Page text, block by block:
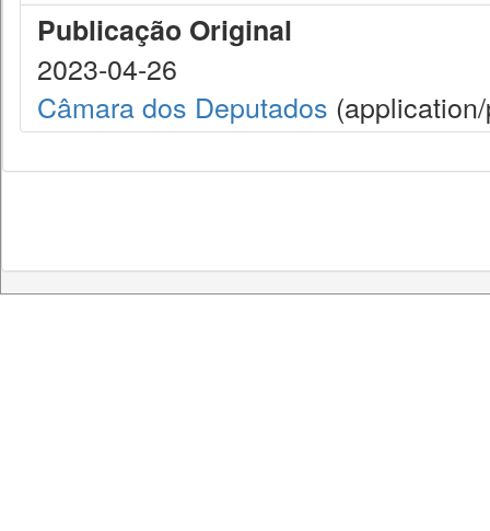
Publicação Original
2023-04-26
Câmara dos Deputados